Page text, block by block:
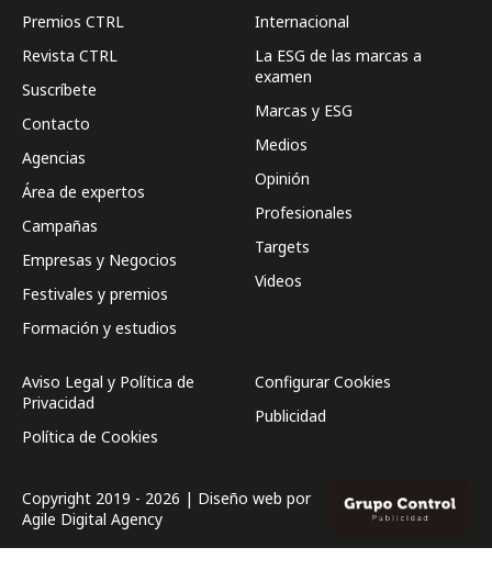
Premios CTRL
Revista CTRL
Suscríbete
Contacto
Agencias
Área de expertos
Campañas
Empresas y Negocios
Festivales y premios
Formación y estudios
Internacional
La ESG de las marcas a
examen
Marcas y ESG
Medios
Opinión
Profesionales
Targets
Videos
Aviso Legal y Política de
Privacidad
Política de Cookies
Configurar Cookies
Publicidad
Copyright 2019 - 2026 | Diseño web por
Agile Digital Agency